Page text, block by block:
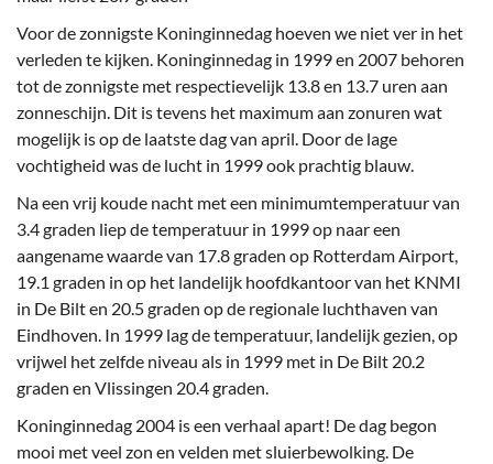
Voor de zonnigste Koninginnedag hoeven we niet ver in het
verleden te kijken. Koninginnedag in 1999 en 2007 behoren
tot de zonnigste met respectievelijk 13.8 en 13.7 uren aan
zonneschijn. Dit is tevens het maximum aan zonuren wat
mogelijk is op de laatste dag van april. Door de lage
vochtigheid was de lucht in 1999 ook prachtig blauw.
Na een vrij koude nacht met een minimumtemperatuur van
3.4 graden liep de temperatuur in 1999 op naar een
aangename waarde van 17.8 graden op Rotterdam Airport,
19.1 graden in op het landelijk hoofdkantoor van het KNMI
in De Bilt en 20.5 graden op de regionale luchthaven van
Eindhoven. In 1999 lag de temperatuur, landelijk gezien, op
vrijwel het zelfde niveau als in 1999 met in De Bilt 20.2
graden en Vlissingen 20.4 graden.
Koninginnedag 2004 is een verhaal apart! De dag begon
mooi met veel zon en velden met sluierbewolking. De